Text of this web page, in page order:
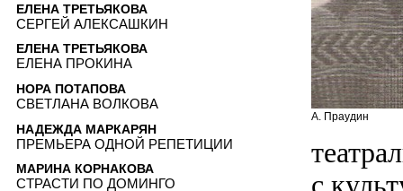
А. Праудин
ЕЛЕНА ТРЕТЬЯКОВА
СЕРГЕЙ АЛЕКСАШКИН
ЕЛЕНА ТРЕТЬЯКОВА
ЕЛЕНА ПРОКИНА
НОРА ПОТАПОВА
СВЕТЛАНА ВОЛКОВА
НАДЕЖДА МАРКАРЯН
ПРЕМЬЕРА ОДНОЙ РЕПЕТИЦИИ
МАРИНА КОРНАКОВА
СТРАСТИ ПО ДОМИНГО